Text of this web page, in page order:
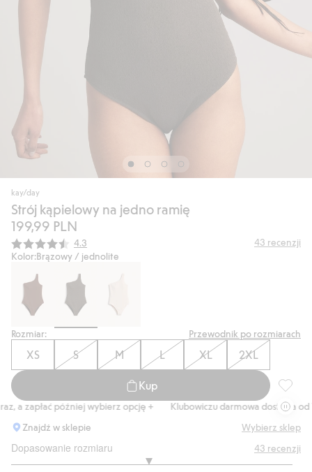
kay/day
Strój kąpielowy na jedno ramię
199,99 PLN
Średnia ocena:
4.3 43 recenzji
Kolor:Brązowy / jednolite
Rozmiar: Przewodnik po rozmiarach
XS S M L XL 2XL
Kup
Strój
a zapłać później wybierz opcję +
Klubowiczu darmowa dostawa od
Znajdź w sklepie
Wybierz sklep
Dopasowanie rozmiaru 43 recenzji